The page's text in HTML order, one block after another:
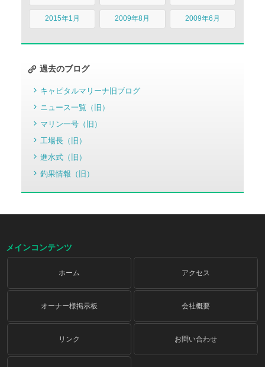
2015年1月 2009年8月 2009年6月
過去のブログ
キャピタルマリーナ旧ブログ
ニュース一覧（旧）
マリン一号（旧）
工場長（旧）
進水式（旧）
釣果情報（旧）
メインコンテンツ
ホーム アクセス
オーナー様掲示板 会社概要
リンク お問い合わせ